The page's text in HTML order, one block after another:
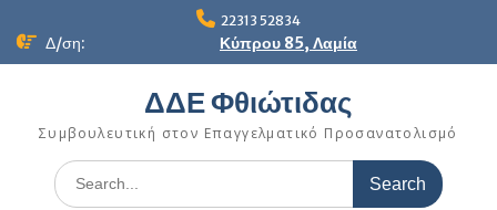
22313 52834
Δ/ση: Κύπρου 85, Λαμία
ΔΔΕ Φθιώτιδας
Συμβουλευτική στον Επαγγελματικό Προσανατολισμό
Search
for: